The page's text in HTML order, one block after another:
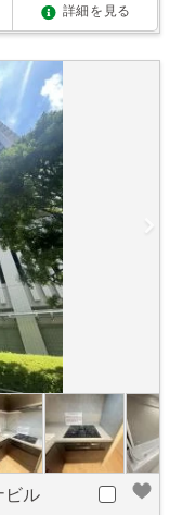
詳細を見る
ビル